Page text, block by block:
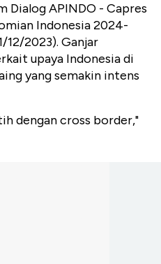
Dialog APINDO - Capres
Indonesia 2024-
12/2023). Ganjar
upaya Indonesia di
yang semakin intens
dengan cross border,"